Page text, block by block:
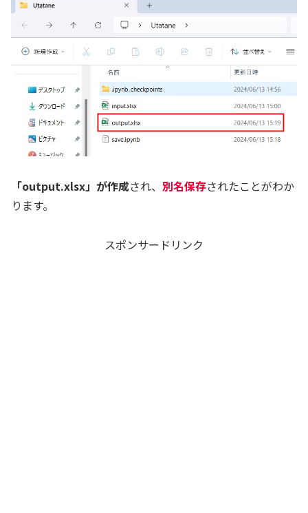
「output.xlsx」が作成され、 別名保存されたことがわか
ります。
スポンサードリンク